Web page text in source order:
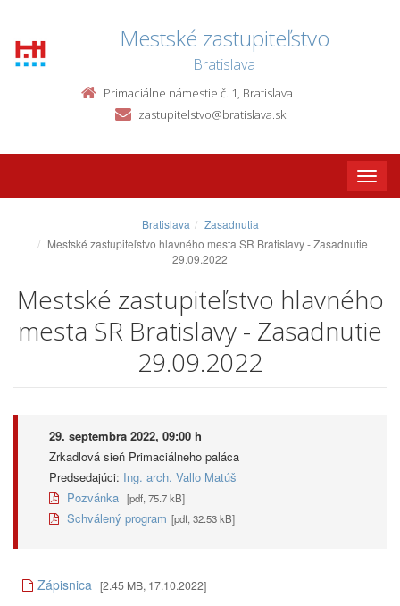
Mestské zastupiteľstvo
Bratislava
Primaciálne námestie č. 1, Bratislava
zastupitelstvo@bratislava.sk
Toggle
Bratislava
Zasadnutia
Mestské zastupiteľstvo hlavného mesta SR Bratislavy - Zasadnutie
29.09.2022
Mestské zastupiteľstvo hlavného
mesta SR Bratislavy - Zasadnutie
29.09.2022
29. septembra 2022, 09:00 h
Zrkadlová sieň Primaciálneho paláca
Predsedajúci: Ing. arch. Vallo Matúš
Pozvánka [pdf, 75.7 kB]
Schválený program [pdf, 32.53 kB]
Zápisnica [2.45 MB, 17.10.2022]